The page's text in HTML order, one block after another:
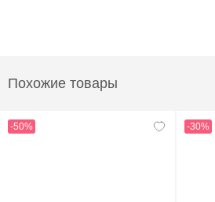
Похожие товары
-50% -30%